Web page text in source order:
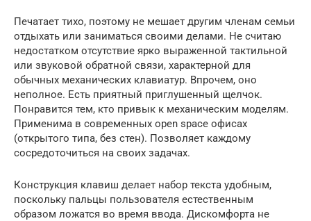
Печатает тихо, поэтому не мешает другим членам семьи
отдыхать или заниматься своими делами. Не считаю
недостатком отсутствие ярко выраженной тактильной
или звуковой обратной связи, характерной для
обычных механических клавиатур. Впрочем, оно
неполное. Есть приятный приглушенный щелчок.
Понравится тем, кто привык к механическим моделям.
Применима в современных open space офисах
(открытого типа, без стен). Позволяет каждому
сосредоточиться на своих задачах.
Конструкция клавиш делает набор текста удобным,
поскольку пальцы пользователя естественным
образом ложатся во время ввода. Дискомфорта не